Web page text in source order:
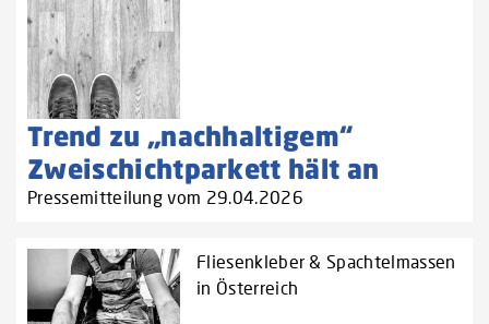
Trend zu „nachhaltigem“
Zweischichtparkett hält an
Pressemitteilung vom 29.04.2026
Fliesenkleber & Spachtelmassen
in Österreich